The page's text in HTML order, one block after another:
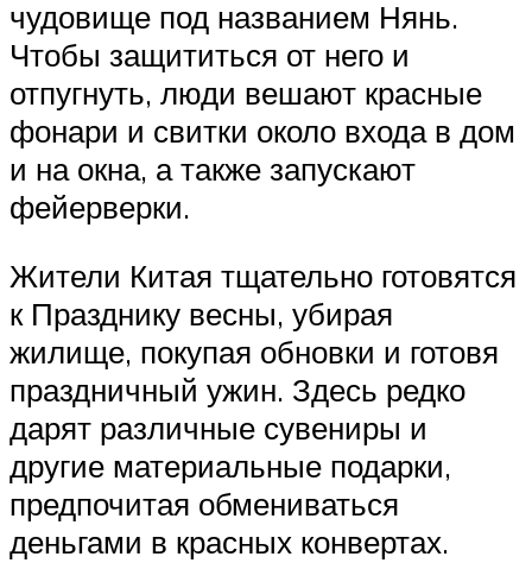
чудовище под названием Нянь.
Чтобы защититься от него и
отпугнуть, люди вешают красные
фонари и свитки около входа в дом
и на окна, а также запускают
фейерверки.
Жители Китая тщательно готовятся
к Празднику весны, убирая
жилище, покупая обновки и готовя
праздничный ужин. Здесь редко
дарят различные сувениры и
другие материальные подарки,
предпочитая обмениваться
деньгами в красных конвертах.